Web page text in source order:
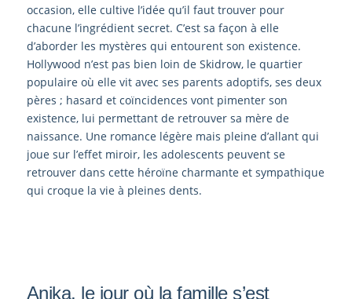
occasion, elle cultive l’idée qu’il faut trouver pour
chacune l’ingrédient secret. C’est sa façon à elle
d’aborder les mystères qui entourent son existence.
Hollywood n’est pas bien loin de Skidrow, le quartier
populaire où elle vit avec ses parents adoptifs, ses deux
pères ; hasard et coïncidences vont pimenter son
existence, lui permettant de retrouver sa mère de
naissance. Une romance légère mais pleine d’allant qui
joue sur l’effet miroir, les adolescents peuvent se
retrouver dans cette héroïne charmante et sympathique
qui croque la vie à pleines dents.
Anika, le jour où la famille s’est